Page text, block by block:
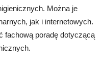
Można je
jak i internetowych.
fachową poradę dotyczącą